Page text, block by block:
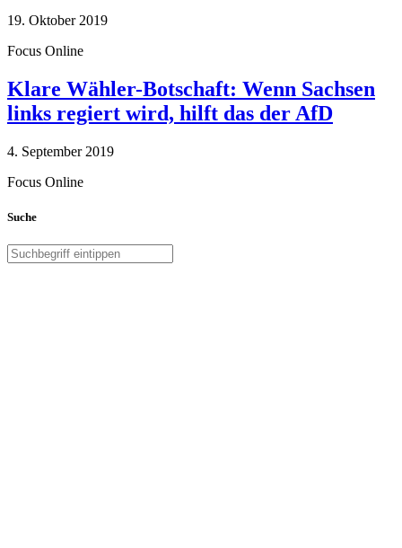
19. Oktober 2019
Focus Online
Klare Wähler-Botschaft: Wenn Sachsen
links regiert wird, hilft das der AfD
4. September 2019
Focus Online
Suche